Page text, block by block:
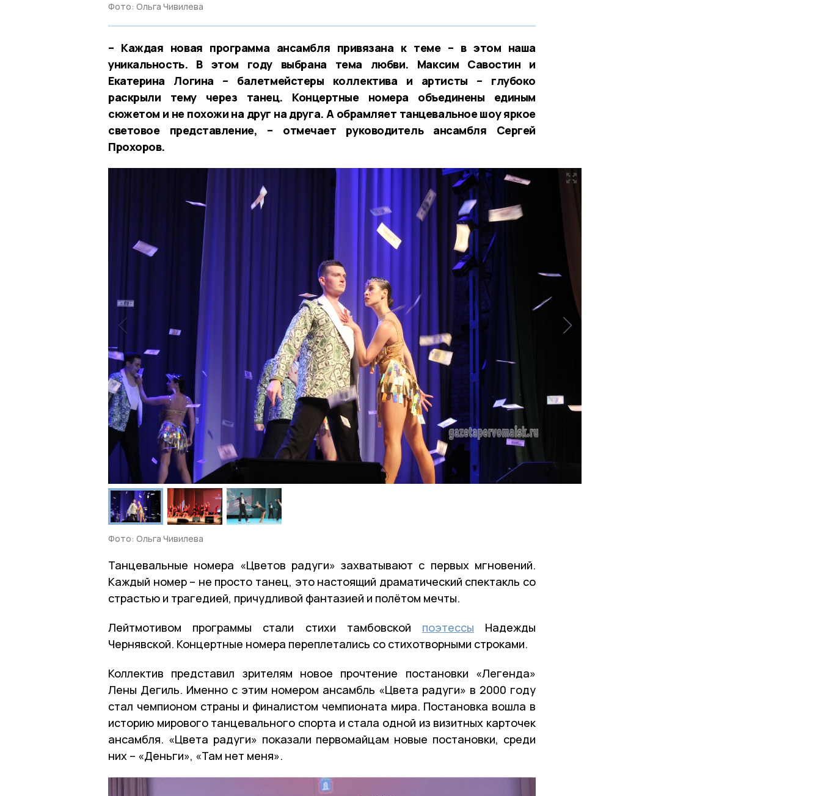
Фото: Ольга Чивилева
– Каждая новая программа ансамбля привязана к теме – в этом наша
уникальность. В этом году выбрана тема любви. Максим Савостин и
Екатерина Логина – балетмейстеры коллектива и артисты – глубоко
раскрыли тему через танец. Концертные номера объединены единым
сюжетом и не похожи на друг на друга. А обрамляет танцевальное шоу яркое
световое представление, – отмечает руководитель ансамбля Сергей
Прохоров.
Фото: Ольга Чивилева
Танцевальные номера «Цветов радуги» захватывают с первых мгновений.
Каждый номер – не просто танец, это настоящий драматический спектакль со
страстью и трагедией, причудливой фантазией и полётом мечты.
Лейтмотивом программы стали стихи тамбовской поэтессы Надежды
Чернявской. Концертные номера переплетались со стихотворными строками.
Коллектив представил зрителям новое прочтение постановки «Легенда»
Лены Дегиль. Именно с этим номером ансамбль «Цвета радуги» в 2000 году
стал чемпионом страны и финалистом чемпионата мира. Постановка вошла в
историю мирового танцевального спорта и стала одной из визитных карточек
ансамбля. «Цвета радуги» показали первомайцам новые постановки, среди
них – «Деньги», «Там нет меня».